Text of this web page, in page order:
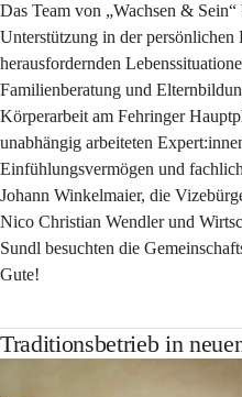
Das Team von „Wachsen &
Unterstützung in der
herausfordernden
Familienberatung und
Körperarbeit am Fehringer
unabhängig arbeiteten
Einfühlungsvermögen und
Johann Winkelmaier, die
Nico Christian Wendler und
Sundl besuchten die
Gute!
Traditionsbetrieb in